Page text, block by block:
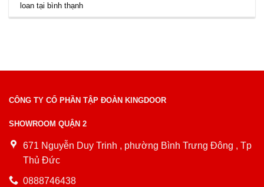
loan tại bình thạnh
CÔNG TY CỔ PHẦN TẬP ĐOÀN KINGDOOR
SHOWROOM QUẬN 2
671 Nguyễn Duy Trinh , phường Bình Trưng Đông , Tp
Thủ Đức
0888746438